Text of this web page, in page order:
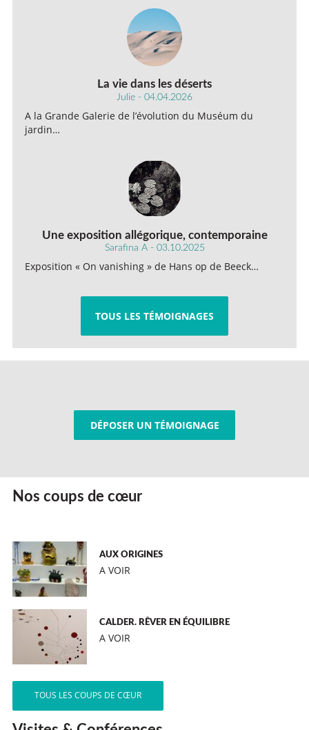
La vie dans les déserts
Julie - 04.04.2026
A la Grande Galerie de l’évolution du Muséum du
jardin…
Une exposition allégorique, contemporaine
Sarafina A - 03.10.2025
Exposition « On vanishing » de Hans op de Beeck…
TOUS LES TÉMOIGNAGES
DÉPOSER UN TÉMOIGNAGE
Nos coups de cœur
AUX ORIGINES
A VOIR
CALDER. RÊVER EN ÉQUILIBRE
A VOIR
TOUS LES COUPS DE CŒUR